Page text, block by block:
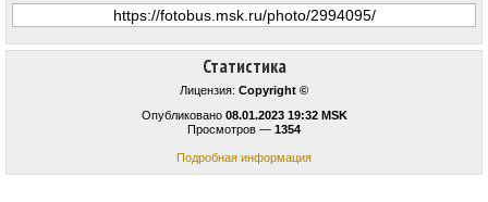
Статистика
Лицензия: Copyright ©
Опубликовано 08.01.2023 19:32 MSK
Просмотров — 1354
Подробная информация